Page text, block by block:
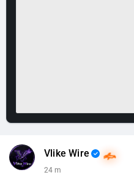
Vlike Wire
24 m